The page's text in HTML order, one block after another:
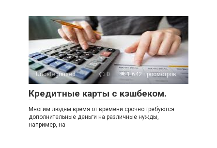
Uncategorised 0 1 642 просмотров
Кредитные карты с кэшбеком.
Многим людям время от времени срочно требуются
дополнительные деньги на различные нужды,
например, на